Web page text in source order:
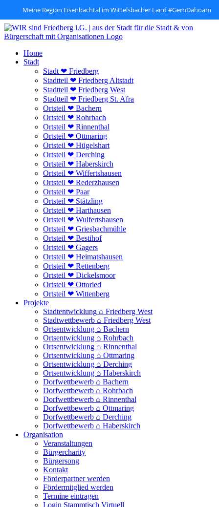
Meine Region Eisenbachtal im Wittelsbacher Land #GernDahoam
Zum
Inhalt
Home
Stadt
Stadt ❤ Friedberg
Stadtteil ❤ Friedberg Altstadt
Stadtteil ❤ Friedberg West
Stadtteil ❤ Friedberg St. Afra
Ortsteil ❤ Bachern
Ortsteil ❤ Rohrbach
Ortsteil ❤ Rinnenthal
Ortsteil ❤ Ottmaring
Ortsteil ❤ Hügelshart
Ortsteil ❤ Derching
Ortsteil ❤ Haberskirch
Ortsteil ❤ Wiffertshausen
Ortsteil ❤ Rederzhausen
Ortsteil ❤ Paar
Ortsteil ❤ Stätzling
Ortsteil ❤ Harthausen
Ortsteil ❤ Wulfertshausen
Ortsteil ❤ Griesbachmühle
Ortsteil ❤ Bestihof
Ortsteil ❤ Gagers
Ortsteil ❤ Heimatshausen
Ortsteil ❤ Rettenberg
Ortsteil ❤ Dickelsmoor
Ortsteil ❤ Ottoried
Ortsteil ❤ Wittenberg
Projekte
Stadtentwicklung ⌂ Friedberg West
Stadtwettbewerb ⌂ Friedberg West
Ortsentwicklung ⌂ Bachern
Ortsentwicklung ⌂ Rohrbach
Ortsentwicklung ⌂ Rinnenthal
Ortsentwicklung ⌂ Ottmaring
Ortsentwicklung ⌂ Derching
Ortsentwicklung ⌂ Haberskirch
Dorfwettbewerb ⌂ Bachern
Dorfwettbewerb ⌂ Rohrbach
Dorfwettbewerb ⌂ Rinnenthal
Dorfwettbewerb ⌂ Ottmaring
Dorfwettbewerb ⌂ Derching
Dorfwettbewerb ⌂ Haberskirch
Organisation
Veranstaltungen
Bürgercharity
Bürgersong
Kontakt
Förderpartner werden
Fördermitglied werden
Termine eintragen
Login Stammtisch Virtuell